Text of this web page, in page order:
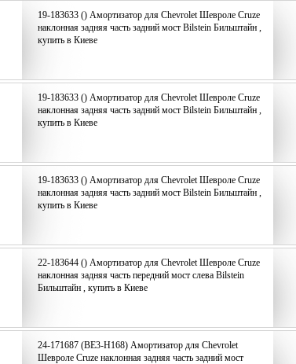
19-183633 () Амортизатор для Chevrolet Шевроле Cruze
наклонная задняя часть задний мост Bilstein Бильштайн ,
купить в Киеве
19-183633 () Амортизатор для Chevrolet Шевроле Cruze
наклонная задняя часть задний мост Bilstein Бильштайн ,
купить в Киеве
19-183633 () Амортизатор для Chevrolet Шевроле Cruze
наклонная задняя часть задний мост Bilstein Бильштайн ,
купить в Киеве
22-183644 () Амортизатор для Chevrolet Шевроле Cruze
наклонная задняя часть передний мост слева Bilstein
Бильштайн , купить в Киеве
24-171687 (BE3-H168) Амортизатор для Chevrolet
Шевроле Cruze наклонная задняя часть задний мост